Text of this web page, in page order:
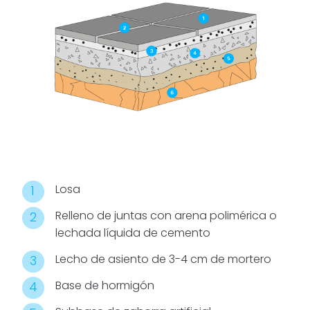
imaginar
jardineras,
fuentes o
estanques.
Todos los
detalles para
Losa
Relleno de juntas con arena polimérica o
lechada líquida de cemento
Lecho de asiento de 3-4 cm de mortero
Base de hormigón